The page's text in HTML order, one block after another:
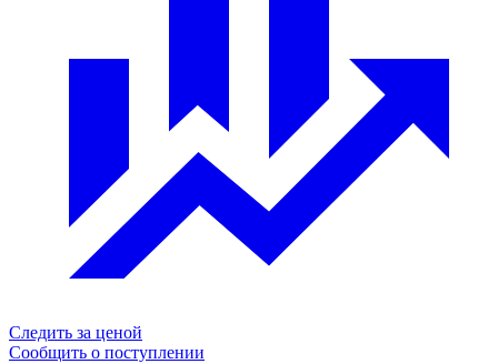
Следить за ценой
Сообщить о поступлении